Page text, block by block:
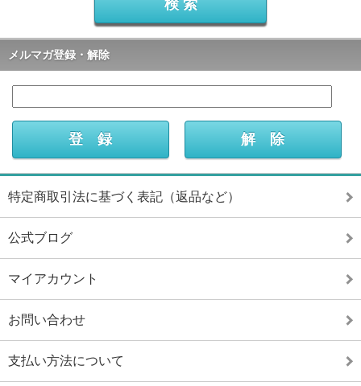
メルマガ登録・解除
特定商取引法に基づく表記（返品など）
公式ブログ
マイアカウント
お問い合わせ
支払い方法について